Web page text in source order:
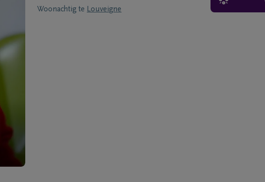
Woonachtig te Louveigne